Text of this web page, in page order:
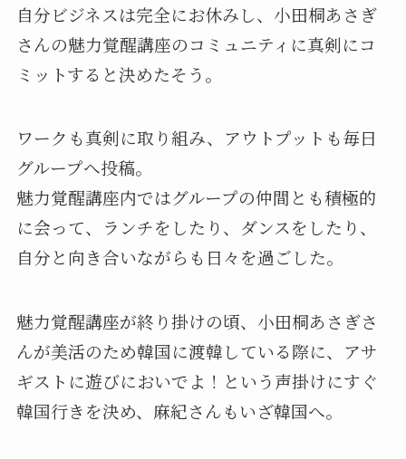
自分ビジネスは完全にお休みし、小田桐あさぎ
さんの魅力覚醒講座のコミュニティに真剣にコ
ミットすると決めたそう。
ワークも真剣に取り組み、アウトプットも毎日
グループへ投稿。
魅力覚醒講座内ではグループの仲間とも積極的
に会って、ランチをしたり、ダンスをしたり、
自分と向き合いながらも日々を過ごした。
魅力覚醒講座が終り掛けの頃、小田桐あさぎさ
んが美活のため韓国に渡韓している際に、アサ
ギストに遊びにおいでよ！という声掛けにすぐ
韓国行きを決め、麻紀さんもいざ韓国へ。